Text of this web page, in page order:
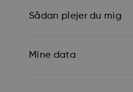
Sådan plejer du mig
Mine data